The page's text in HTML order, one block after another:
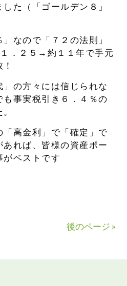
た（「ゴールデン８」
なので「７２の法則」
．２５→約１１年で手元
」の方々には信じられな
事実税引き６．４％の
高金利」で「確定」で
あれば、皆様の資産ポー
がベストです
後のページ »